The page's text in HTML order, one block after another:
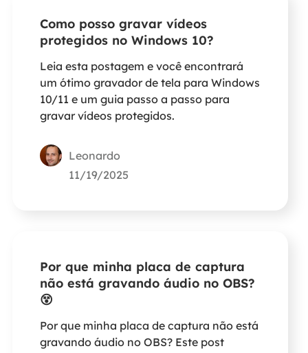
Como posso gravar vídeos
protegidos no Windows 10?
Leia esta postagem e você encontrará
um ótimo gravador de tela para Windows
10/11 e um guia passo a passo para
gravar vídeos protegidos.
Leonardo
11/19/2025
Por que minha placa de captura
não está gravando áudio no OBS?
😵
Por que minha placa de captura não está
gravando áudio no OBS? Este post